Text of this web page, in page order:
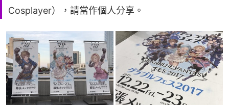
Cosplayer），請當作個人分享。